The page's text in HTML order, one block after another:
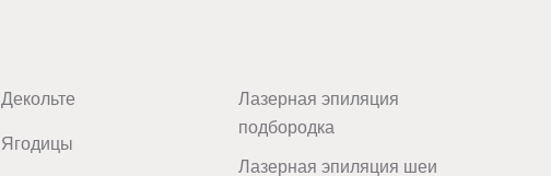
Декольте
Ягодицы
Лазерная эпиляция
подбородка
Лазерная эпиляция шеи